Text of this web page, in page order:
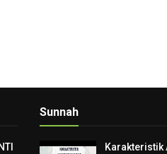
Sunnah
Karakteristik